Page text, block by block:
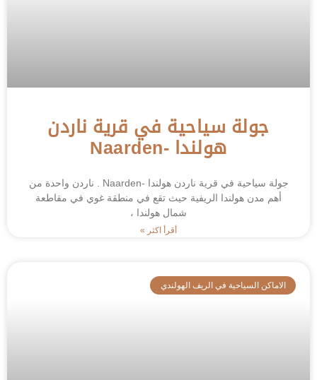
جولة سياحية في قرية ناردن
هولندا -Naarden
جولة سياحية في قرية ناردن هولندا -Naarden . ناردن واحدة من
أهم مدن هولندا الريفية حيث تقع في منطقة غوي في مقاطعة
شمال هولندا ،
أقرأ اكثر »
الاماكن السياحية في الريف الهولندي